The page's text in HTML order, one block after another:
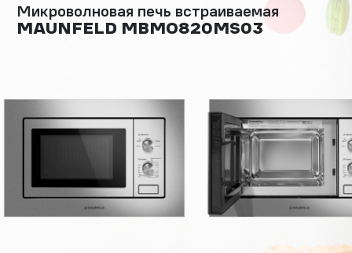
Микроволновая печь встраиваемая
MAUNFELD MBMO820MS03